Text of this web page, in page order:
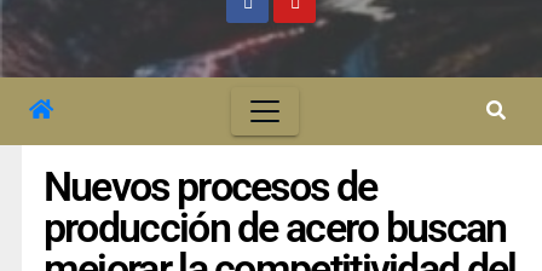
Nuevos procesos de
producción de acero buscan